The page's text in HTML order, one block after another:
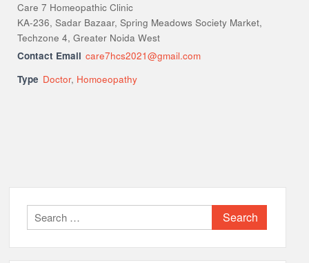
Care 7 Homeopathic Clinic
KA-236, Sadar Bazaar, Spring Meadows Society Market,
Techzone 4, Greater Noida West
Contact Email care7hcs2021@gmail.com
Type Doctor, Homoeopathy
Search
for: